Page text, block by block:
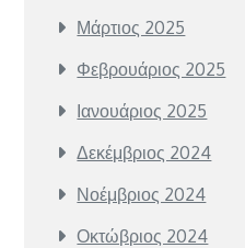
Μάρτιος 2025
Φεβρουάριος 2025
Ιανουάριος 2025
Δεκέμβριος 2024
Νοέμβριος 2024
Οκτώβριος 2024